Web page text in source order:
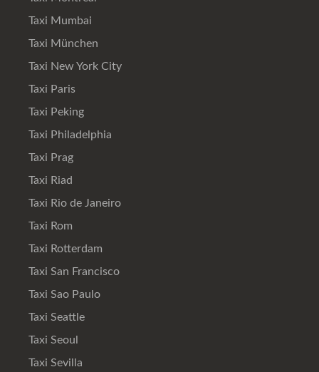
Taxi Mumbai
Taxi München
Taxi New York City
Taxi Paris
Taxi Peking
Taxi Philadelphia
Taxi Prag
Taxi Riad
Taxi Rio de Janeiro
Taxi Rom
Taxi Rotterdam
Taxi San Francisco
Taxi Sao Paulo
Taxi Seattle
Taxi Seoul
Taxi Sevilla